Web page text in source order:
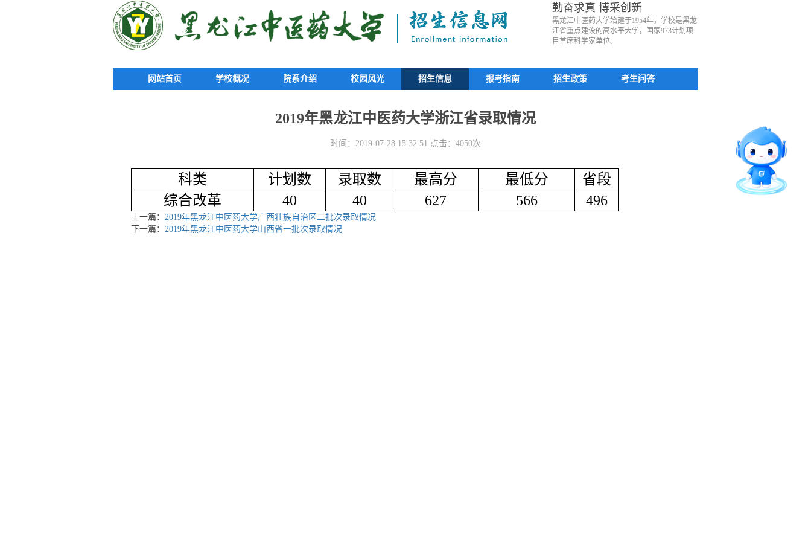
勤奋求真 博采创新
黑龙江中医药大学始建于1954年，学校是黑龙
江省重点建设的高水平大学，国家973计划项
目首席科学家单位。
网站首页 学校概况 院系介绍 校园风光 招生信息 报考指南 招生政策 考生问答
2019年黑龙江中医药大学浙江省录取情况
时间：2019-07-28 15:32:51 点击：4050次
科类 计划数 录取数 最高分 最低分
省段
综合改革
40 40 627 566 496
上一篇： 2019年黑龙江中医药大学广西壮族自治区二批次录取情况
下一篇： 2019年黑龙江中医药大学山西省一批次录取情况